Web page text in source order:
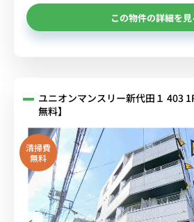
この物件の詳細を見
ユニオンマンスリー新代田１ 403
無料】
清掃費
無料